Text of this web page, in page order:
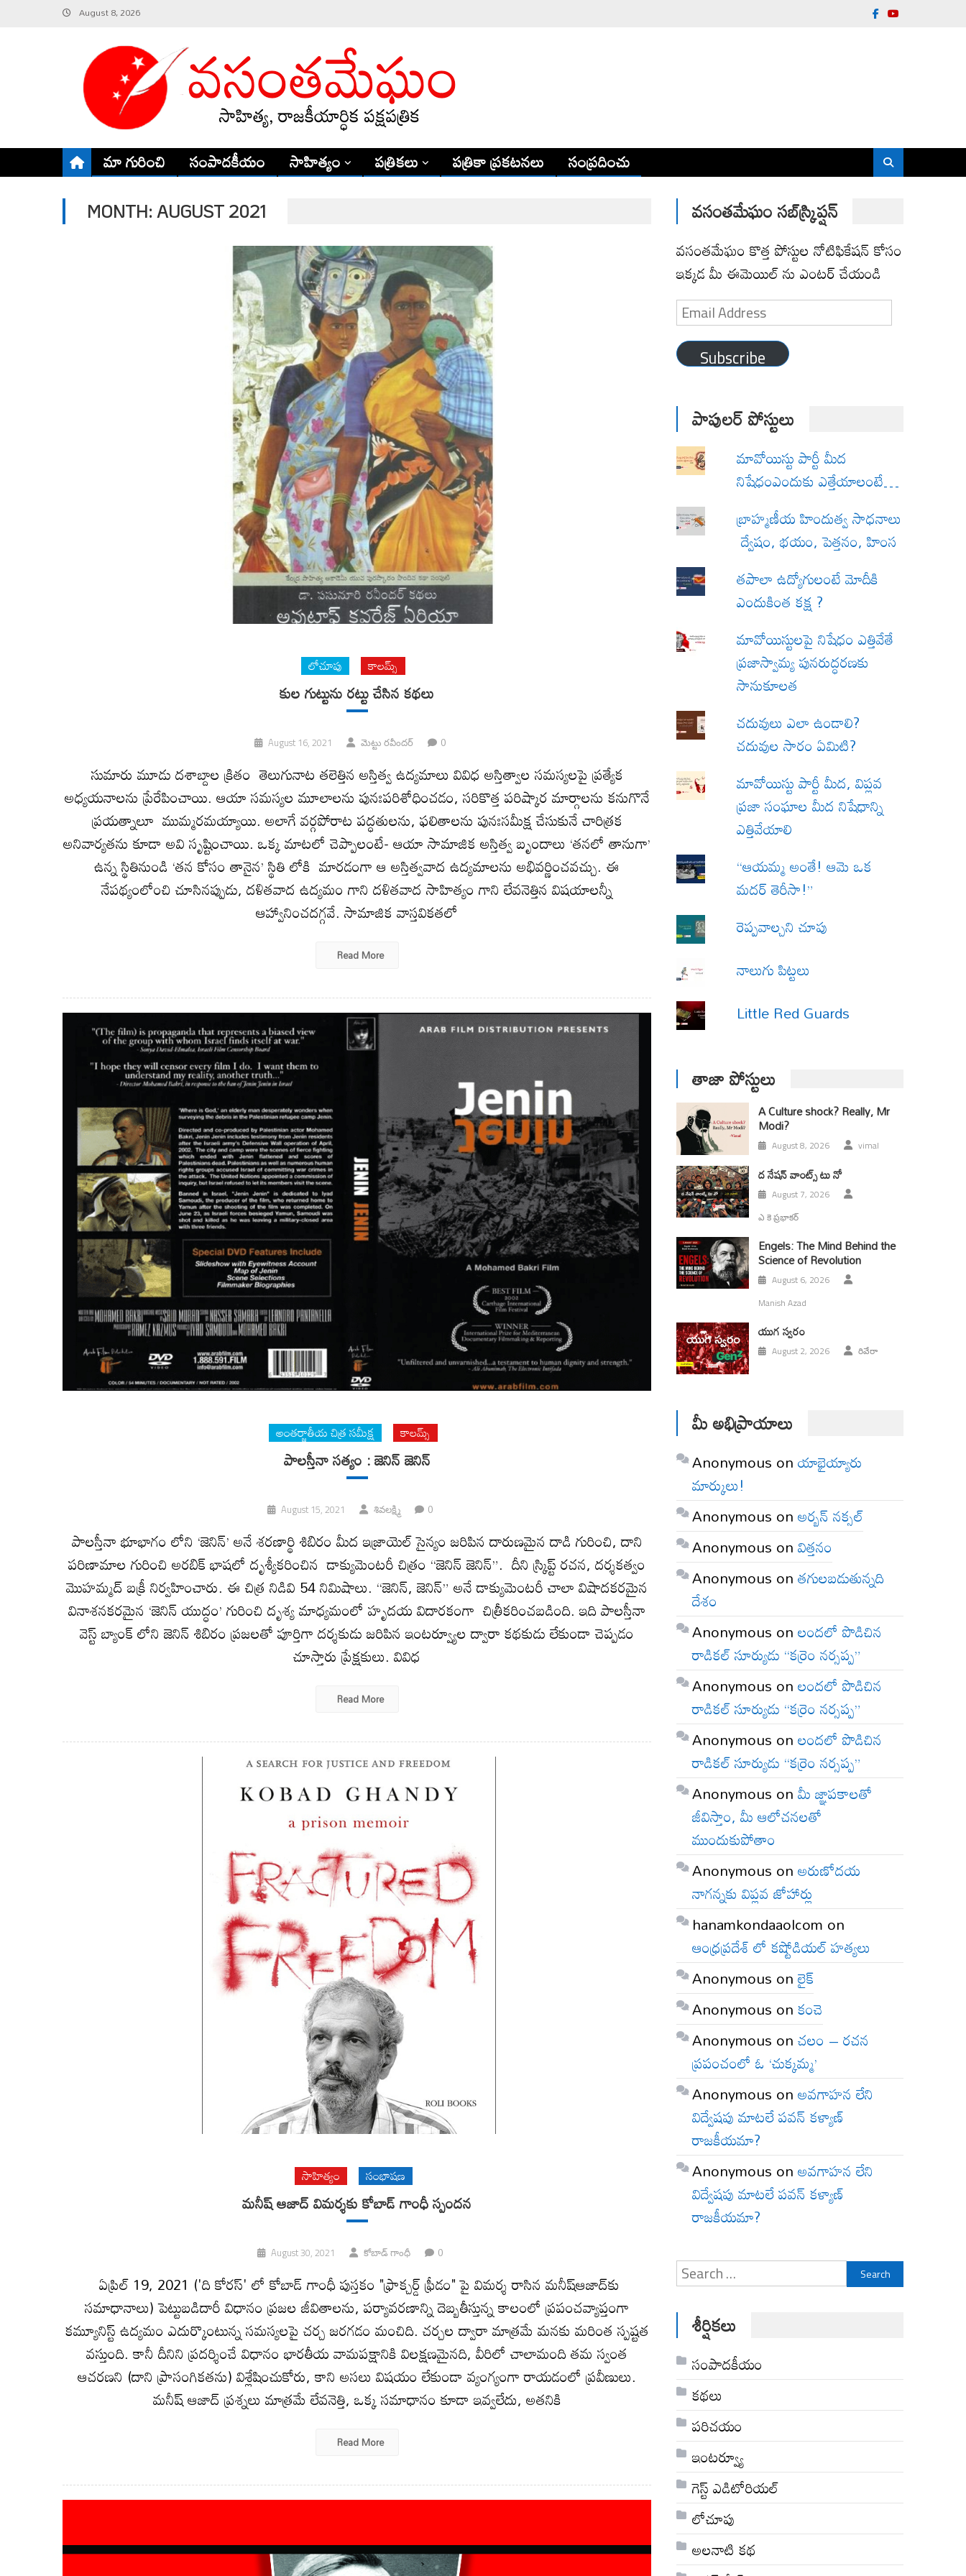
August 8, 2026
మా గురించి సంపాదకీయం సాహిత్యం పత్రికలు పత్రికా ప్రకటనలు సంప్రదించు
MONTH: AUGUST 2021
లోచూపు కాలమ్స్
కుల గుట్టును రట్టు చేసిన కథలు
August 16, 2021 మెట్టు రవీందర్ 0
సుమారు మూడు దశాబ్దాల క్రితం తెలుగునాట తలెత్తిన అస్తిత్వ ఉద్యమాలు వివిధ అస్తిత్వాల సమస్యలపై ప్రత్యేక
అధ్యయనాలను ప్రేరేపించాయి. ఆయా సమస్యల మూలాలను పునఃపరిశోధించడం, సరికొత్త పరిష్కార మార్గాలను కనుగొనే
ప్రయత్నాలూ ముమ్మరమయ్యాయి. అలాగే వర్గపోరాట పద్ధతులను, ఫలితాలను పునఃసమీక్ష చేసుకునే చారిత్రక
అనివార్యతను కూడా అవి సృష్టించాయి. ఒక్క మాటలో చెప్పాలంటే- ఆయా సామాజిక అస్తిత్వ బృందాలు ‘తనలో తానుగా’
ఉన్న స్థితినుండి ‘తన కోసం తానైన’ స్థితి లోకి మారడంగా ఆ అస్తిత్వవాద ఉద్యమాలను అభివర్ణించవచ్చు. ఈ
నేపథ్యంలోంచి చూసినప్పుడు, దళితవాద ఉద్యమం గాని దళితవాద సాహిత్యం గాని లేవనెత్తిన విషయాలన్నీ
ఆహ్వానించదగ్గవే. సామాజిక వాస్తవికతలో
Read More
అంతర్జాతీయ చిత్ర సమీక్ష కాలమ్స్
పాలస్తీనా సత్యం : జెనిన్ జెనిన్
August 15, 2021 శివల‌క్ష్మి 0
పాలస్తీనా భూభాగం లోని ‘జెనిన్’ అనే శరణార్థి శిబిరం మీద ఇజ్రాయెల్ సైన్యం జరిపిన దారుణమైన దాడి గురించి, దాని
పరిణామాల గురించి అరబిక్ భాషలో దృశ్యీకరించిన డాక్యుమెంటరీ చిత్రం “జెనిన్ జెనిన్”. దీని స్క్రిప్ట్ రచన, దర్శకత్వం
మొహమ్మద్ బక్రీ నిర్వహించారు. ఈ చిత్ర నిడివి 54 నిమిషాలు. “జెనిన్, జెనిన్” అనే డాక్యుమెంటరీ చాలా విషాదకరమైన
వినాశనకరమైన ‘జెనిన్ యుద్ధం’ గురించి దృశ్య మాధ్యమంలో హృదయ విదారకంగా చిత్రీకరించబడింది. ఇది పాలస్తీనా
వెస్ట్ బ్యాంక్ లోని జెనిన్ శిబిరం ప్రజలతో పూర్తిగా దర్శకుడు జరిపిన ఇంటర్వ్యూల ద్వారా కథకుడు లేకుండా చెప్పడం
చూస్తారు ప్రేక్షకులు. వివిధ
Read More
సాహిత్యం సంభాషణ
మనీష్ ఆజాద్ విమర్శకు కోబాడ్ గాంధీ స్పందన
August 30, 2021 కోబాడ్ గాంధీ 0
ఏప్రిల్ 19, 2021 ('ది కోరస్' లో కోబాడ్ గాంధీ పుస్తకం "ఫ్రాక్చర్డ్ ఫ్రీడం" పై విమర్శ రాసిన మనీష్ఆజాద్‌కు
సమాధానాలు) పెట్టుబడిదారీ విధానం ప్రజల జీవితాలను, పర్యావరణాన్ని దెబ్బతీస్తున్న కాలంలో ప్రపంచవ్యాప్తంగా
కమ్యూనిస్ట్ ఉద్యమం ఎదుర్కొంటున్న సమస్యలపై చర్చ జరగడం మంచిది. చర్చల ద్వారా మాత్రమే మనకు మరింత స్పష్టత
వస్తుంది. కానీ దీనిని ప్రదర్శించే విధానం భారతీయ వామపక్షానికి విలక్షణమైనది, వీరిలో చాలామంది తమ స్వంత
ఆచరణని (దాని ప్రాసంగికతను) విశ్లేషించుకోరు, కాని అసలు విషయం లేకుండా వ్యంగ్యంగా రాయడంలో ప్రవీణులు.
మనీష్ ఆజాద్ ప్రశ్నలు మాత్రమే లేవనెత్తి, ఒక్క సమాధానం కూడా ఇవ్వలేదు, అతనికి
Read More
వసంతమేఘం సబ్‌స్క్రిప్షన్
వసంతమేఘం కొత్త పోస్టుల నోటిఫికేషన్ కోసం
ఇక్కడ మీ ఈమెయిల్ ను ఎంటర్ చేయండి
Email
Address
Subscribe
పాపులర్ పోస్టులు
మావోయిస్టు పార్టీ మీద
నిషేధంఎందుకు ఎత్తేయాలంటే…
బ్రాహ్మణీయ హిందుత్వ సాధనాలు
ద్వేషం, భయం, పెత్తనం, హింస
త‌పాలా ఉద్యోగులంటే మోదీకి
ఎందుకింత కక్ష ?
మావోయిస్టులపై నిషేధం ఎత్తివేతే
ప్రజాస్వామ్య పునరుద్ధరణకు
సానుకూలత
చదువులు ఎలా ఉండాలి?
చదువుల సారం ఏమిటి?
మావోయిస్టు పార్టీ మీద, విప్లవ
ప్రజా సంఘాల మీద నిషేధాన్ని
ఎత్తివేయాలి
“ఆయమ్మ అంతే! ఆమె ఒక
మదర్ తెరీసా!”
రెప్పవాల్చని చూపు
నాలుగు పిట్టలు
Little Red Guards
తాజా పోస్టులు
A Culture shock? Really, Mr
Modi?
August 8, 2026 vimal
ద నేషన్ వాంట్స్ టు నో
August 7, 2026
ఎ కె ప్రభాకర్
Engels: The Mind Behind the
Science of Revolution
August 6, 2026
Manish Azad
యుగ స్వ‌రం
August 2, 2026 రివేరా
మీ అభిప్రాయాలు
Anonymous onయాభైయ్యారు
మార్కులు!
Anonymous onఅర్బన్ నక్సల్
Anonymous onవిత్తనం
Anonymous onతగులబడుతున్నది
దేశం
Anonymous onలందలో పొడిచిన
రాడికల్ సూర్యుడు “కర్రెం నర్సప్ప”
Anonymous onలందలో పొడిచిన
రాడికల్ సూర్యుడు “కర్రెం నర్సప్ప”
Anonymous onలందలో పొడిచిన
రాడికల్ సూర్యుడు “కర్రెం నర్సప్ప”
Anonymous onమీ జ్ఞాపకాలతో
జీవిస్తాం, మీ ఆలోచనలతో
ముందుకుపోతాం
Anonymous onఅరుణోదయ
నాగన్నకు విప్లవ జోహార్లు
hanamkondaaolcom on
ఆంధ్రప్రదేశ్ లో కష్టోడియల్ హత్యలు
Anonymous onలైక్
Anonymous onకంచె
Anonymous onచలం – రచన
ప్రపంచంలో ఓ ‘చుక్కమ్మ’
Anonymous onఅవగాహన లేని
విద్వేషపు మాటలే పవన్ కళ్యాణ్
రాజకీయమా?
Anonymous onఅవగాహన లేని
విద్వేషపు మాటలే పవన్ కళ్యాణ్
రాజకీయమా?
Search
for:
శీర్షికలు
సంపాదకీయం
కథలు
పరిచయం
ఇంటర్వ్యూ
గెస్ట్ ఎడిటోరియల్
లోచూపు
అల‌నాటి క‌థ‌